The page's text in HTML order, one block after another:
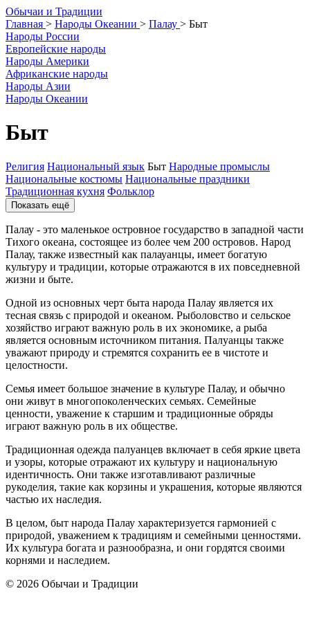
Обычаи и Традиции
Главная > Народы Океании > Палау > Быт
Народы России
Европейские народы
Народы Америки
Африканские народы
Народы Азии
Народы Океании
Быт
Религия Национальный язык Быт Народные промыслы
Национальные костюмы Национальные праздники
Традиционная кухня Фольклор
Показать ещё
Палау - это маленькое островное государство в западной части
Тихого океана, состоящее из более чем 200 островов. Народ
Палау, также известный как палауанцы, имеет богатую
культуру и традиции, которые отражаются в их повседневной
жизни и быте.
Одной из основных черт быта народа Палау является их
тесная связь с природой и океаном. Рыболовство и сельское
хозяйство играют важную роль в их экономике, а рыба
является основным источником питания. Палуанцы также
уважают природу и стремятся сохранить ее в чистоте и
целостности.
Семья имеет большое значение в культуре Палау, и обычно
они живут в многопоколенческих семьях. Семейные
ценности, уважение к старшим и традиционные обряды
играют важную роль в их обществе.
Традиционная одежда палуанцев включает в себя яркие цвета
и узоры, которые отражают их культуру и национальную
идентичность. Они также изготавливают различные
рукоделия, такие как корзины и украшения, которые являются
частью их наследия.
В целом, быт народа Палау характеризуется гармонией с
природой, уважением к традициям и семейными ценностями.
Их культура богата и разнообразна, и они гордятся своими
корнями и наследием.
© 2026 Обычаи и Традиции